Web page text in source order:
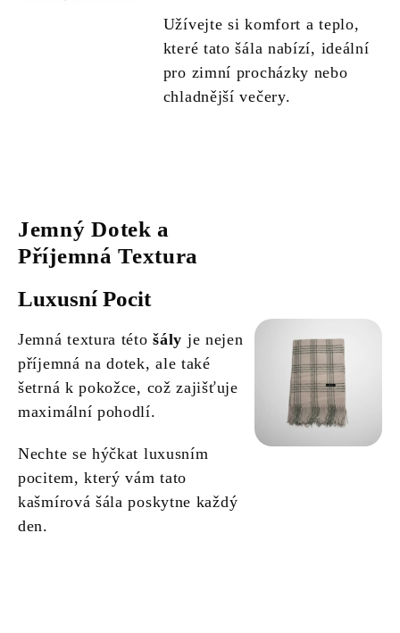
Užívejte si komfort a teplo,
které tato šála nabízí, ideální
pro zimní procházky nebo
chladnější večery.
Jemný Dotek a
Příjemná Textura
Luxusní Pocit
Jemná textura tétošály je nejen
příjemná na dotek, ale také
šetrná k pokožce, což zajišťuje
maximální pohodlí.
Nechte se hýčkat luxusním
pocitem, který vám tato
kašmírová šála poskytne každý
den.